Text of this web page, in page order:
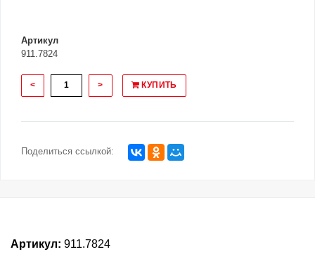
Артикул
911.7824
< > КУПИТЬ
Поделиться ссылкой:
Артикул: 911.7824